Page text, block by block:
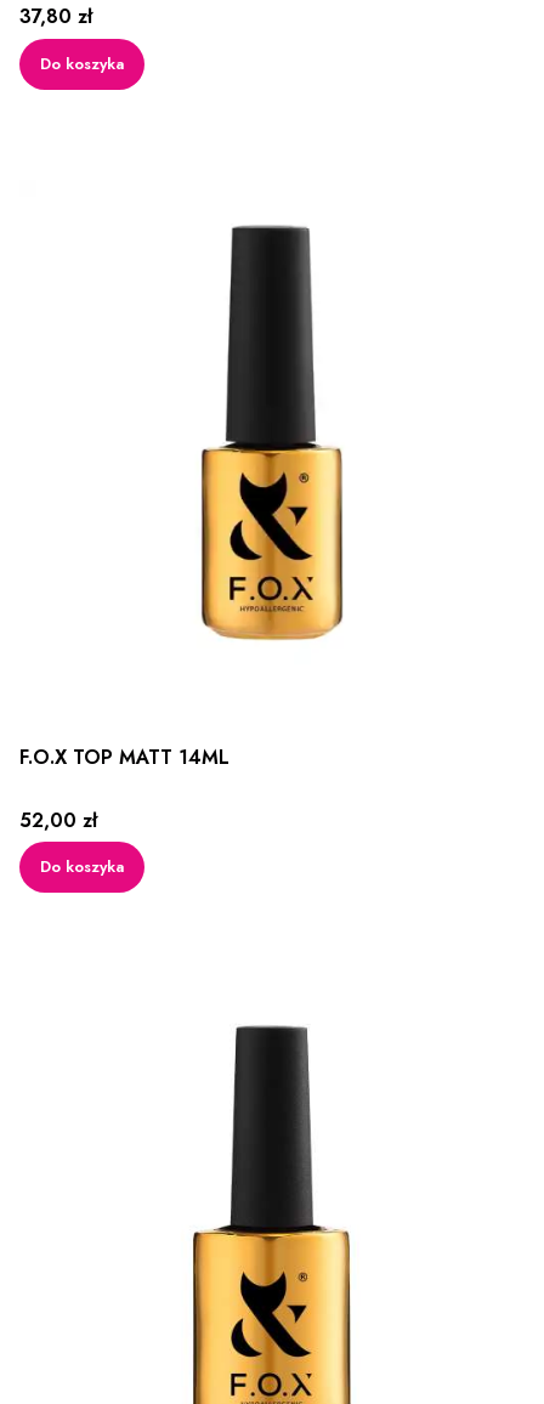
Cena
37,80 zł
Do koszyka
F.O.X TOP MATT 14ML
Cena
52,00 zł
Do koszyka